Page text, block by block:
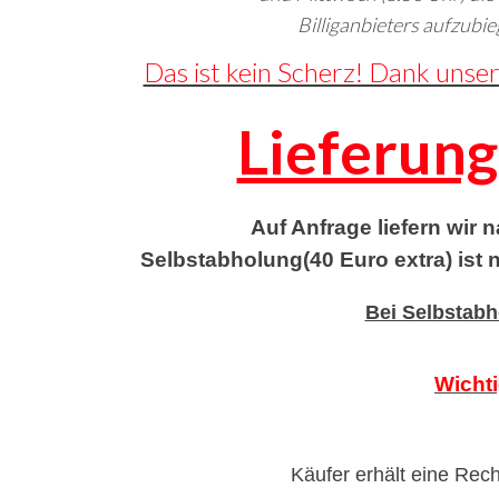
Billiganbieters
Das ist kein Scherz! Dank
Auf Anfrage liefern wir
Selbstabholung(40 Euro extra) ist
Bei
Käufer erhält eine